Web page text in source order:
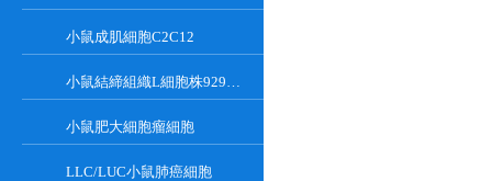
小鼠成肌細胞C2C12
小鼠結締組織L細胞株929克隆
小鼠肥大細胞瘤細胞
LLC/LUC小鼠肺癌細胞